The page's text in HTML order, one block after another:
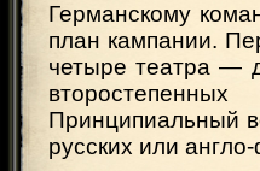
Германскому
план кампании.
четыре театра —
Принципиальный
русских или